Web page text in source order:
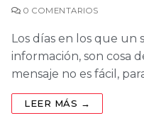
0 COMENTARIOS
Los días en los que un
información, son cosa
mensaje no es fácil,
LEER MÁS →